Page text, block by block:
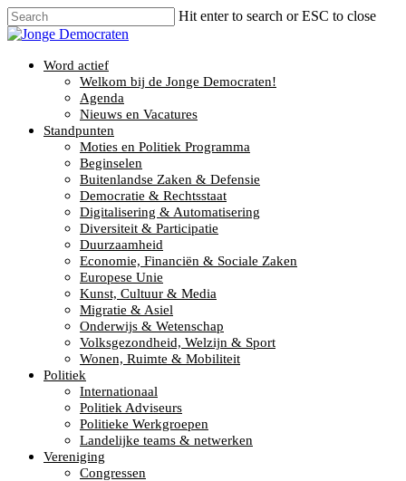
Hit enter to search or ESC to close
Word actief
Welkom bij de Jonge Democraten!
Agenda
Nieuws en Vacatures
Standpunten
Moties en Politiek Programma
Beginselen
Buitenlandse Zaken & Defensie
Democratie & Rechtsstaat
Digitalisering & Automatisering
Diversiteit & Participatie
Duurzaamheid
Economie, Financiën & Sociale Zaken
Europese Unie
Kunst, Cultuur & Media
Migratie & Asiel
Onderwijs & Wetenschap
Volksgezondheid, Welzijn & Sport
Wonen, Ruimte & Mobiliteit
Politiek
Internationaal
Politiek Adviseurs
Politieke Werkgroepen
Landelijke teams & netwerken
Vereniging
Congressen